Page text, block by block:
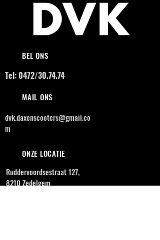
BEL ONS
Tel: 0472/30.74.74
MAIL ONS
dvk.daxenscooters@gmail.co
m
ONZE LOCATIE
Ruddervoordsestraat 127,
8210 Zedelgem